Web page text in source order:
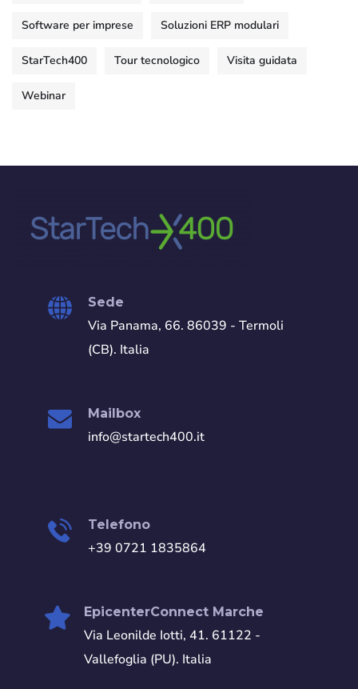
Software per imprese Soluzioni ERP modulari
StarTech400 Tour tecnologico Visita guidata
Webinar
Sede
Via Panama, 66. 86039 - Termoli
(CB). Italia
Mailbox
info@startech400.it
Telefono
+39 0721 1835864
EpicenterConnect Marche
Via Leonilde Iotti, 41. 61122 -
Vallefoglia (PU). Italia